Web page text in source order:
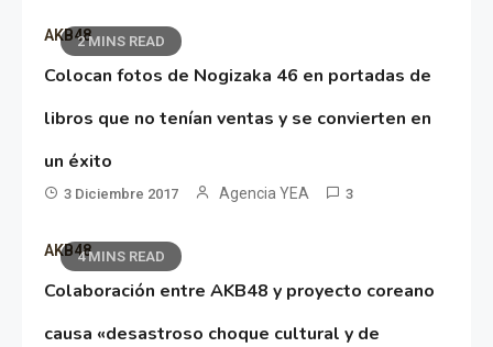
2 MINS READ
AKB48
Colocan fotos de Nogizaka 46 en portadas de
libros que no tenían ventas y se convierten en
un éxito
3 Diciembre 2017 Agencia YEA 3
4 MINS READ
AKB48
Colaboración entre AKB48 y proyecto coreano
causa «desastroso choque cultural y de